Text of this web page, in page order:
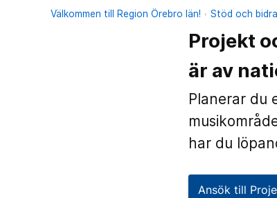
Välkommen till Region Örebro län! Stöd och
Projekt
är av
Planerar du
har du
Ansök till